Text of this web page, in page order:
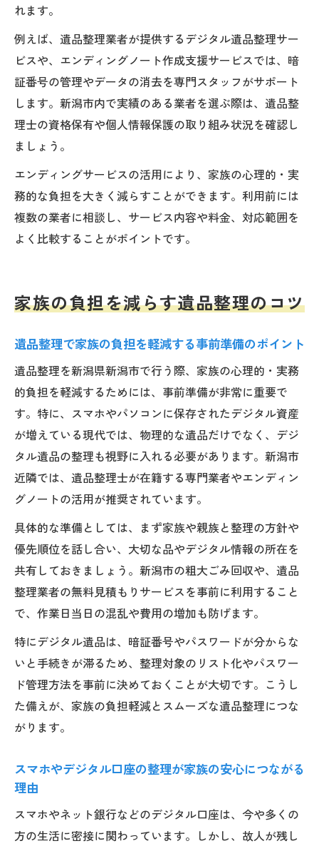
れます。
例えば、遺品整理業者が提供するデジタル遺品整理サー
ビスや、エンディングノート作成支援サービスでは、暗
証番号の管理やデータの消去を専門スタッフがサポート
します。新潟市内で実績のある業者を選ぶ際は、遺品整
理士の資格保有や個人情報保護の取り組み状況を確認し
ましょう。
エンディングサービスの活用により、家族の心理的・実
務的な負担を大きく減らすことができます。利用前には
複数の業者に相談し、サービス内容や料金、対応範囲を
よく比較することがポイントです。
家族の負担を減らす遺品整理のコツ
遺品整理で家族の負担を軽減する事前準備のポイント
遺品整理を新潟県新潟市で行う際、家族の心理的・実務
的負担を軽減するためには、事前準備が非常に重要で
す。特に、スマホやパソコンに保存されたデジタル資産
が増えている現代では、物理的な遺品だけでなく、デジ
タル遺品の整理も視野に入れる必要があります。新潟市
近隣では、遺品整理士が在籍する専門業者やエンディン
グノートの活用が推奨されています。
具体的な準備としては、まず家族や親族と整理の方針や
優先順位を話し合い、大切な品やデジタル情報の所在を
共有しておきましょう。新潟市の粗大ごみ回収や、遺品
整理業者の無料見積もりサービスを事前に利用すること
で、作業日当日の混乱や費用の増加も防げます。
特にデジタル遺品は、暗証番号やパスワードが分からな
いと手続きが滞るため、整理対象のリスト化やパスワー
ド管理方法を事前に決めておくことが大切です。こうし
た備えが、家族の負担軽減とスムーズな遺品整理につな
がります。
スマホやデジタル口座の整理が家族の安心につながる
理由
スマホやネット銀行などのデジタル口座は、今や多くの
方の生活に密接に関わっています。しかし、故人が残し